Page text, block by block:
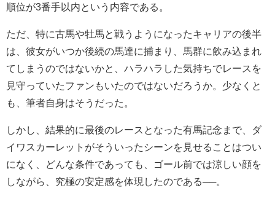
順位が3番手以内という内容である。
ただ、特に古馬や牡馬と戦うようになったキャリアの後半
は、彼女がいつか後続の馬達に捕まり、馬群に飲み込まれ
てしまうのではないかと、ハラハラした気持ちでレースを
見守っていたファンもいたのではないだろうか。少なくと
も、筆者自身はそうだった。
しかし、結果的に最後のレースとなった有馬記念まで、ダ
イワスカーレットがそういったシーンを見せることはつい
になく、どんな条件であっても、ゴール前では涼しい顔を
しながら、究極の安定感を体現したのである──。